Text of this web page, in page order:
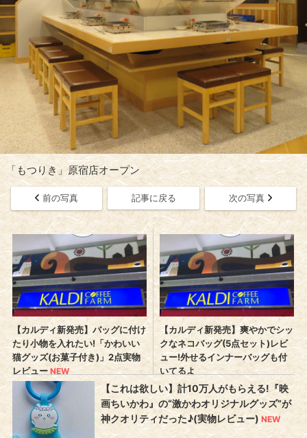
「もつりき」原宿店オープン
前の写真 記事に戻る 次の写真